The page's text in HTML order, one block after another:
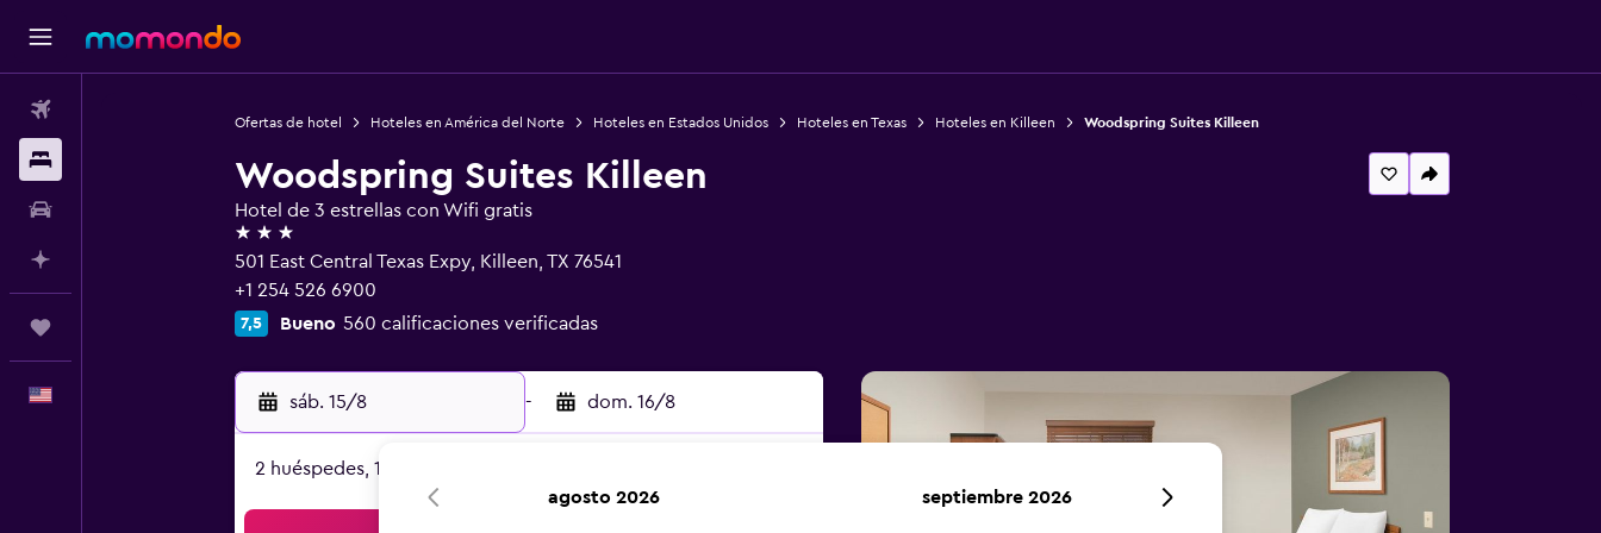
Ofertas de hotel Hoteles en América del Norte Hoteles en Estados Unidos Hoteles en Texas Hoteles en Killeen Woodspring Suites Killeen
Woodspring Suites Killeen
Hotel de 3 estrellas con Wifi gratis
3 estrellas
501 East Central Texas Expy, Killeen, TX 76541
+1 254 526 6900
7,5 Bueno 560 calificaciones verificadas
sáb. 15/8 - dom. 16/8
2 huéspedes, 1 habitación
agosto 2026 septiembre 2026